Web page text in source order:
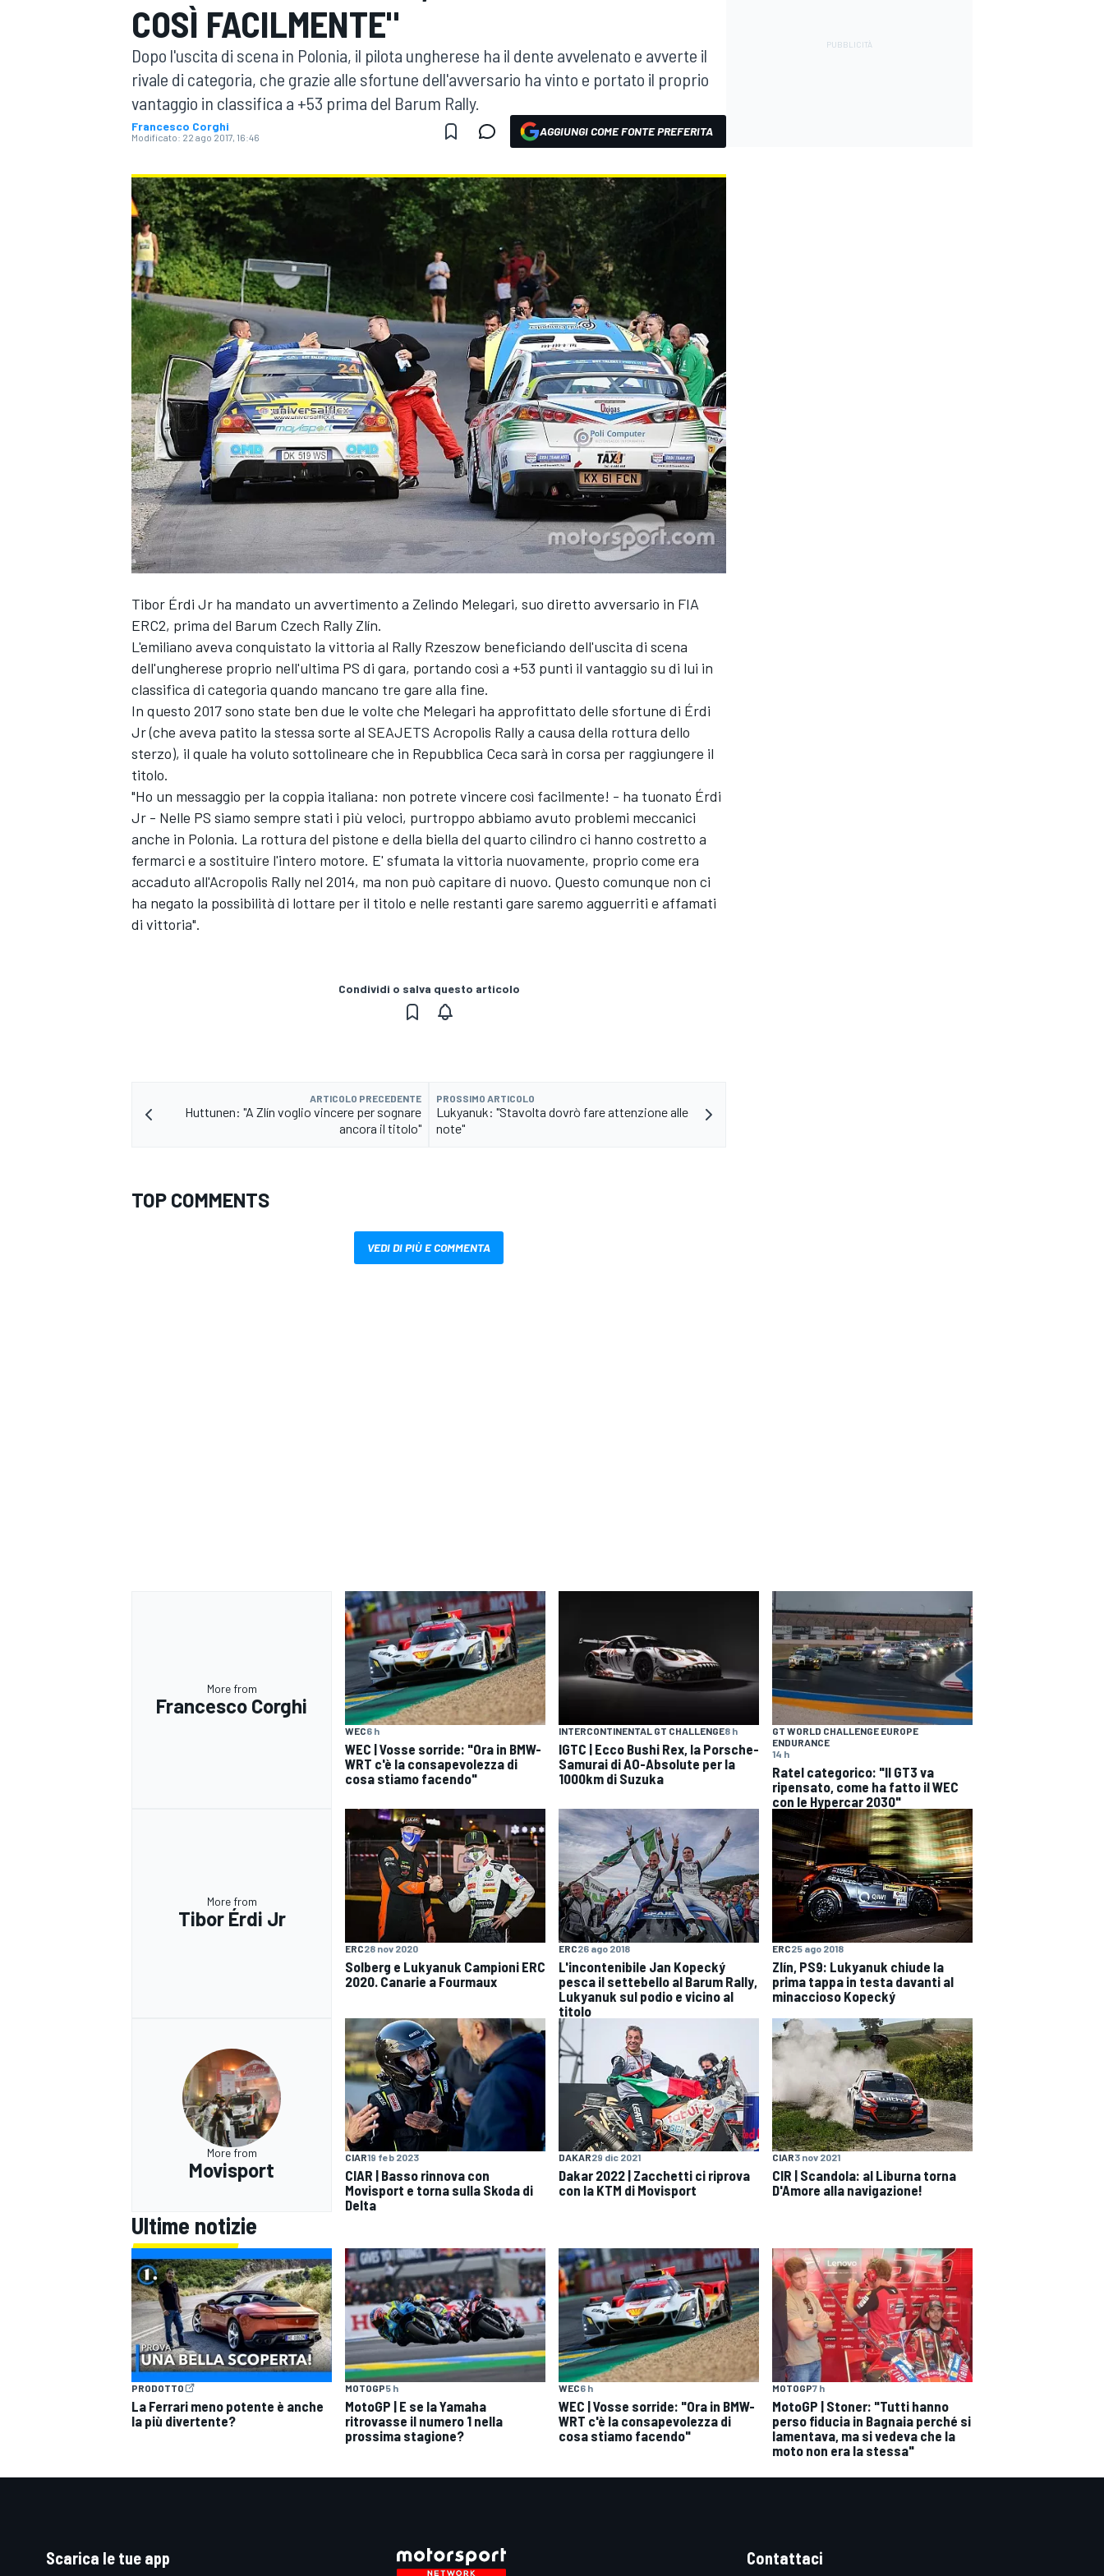
MOTOGP WEC
WRC
MONOPOSTO
COSÌ FACILMENTE"
Dopo l'uscita di scena in Polonia, il pilota ungherese ha il dente avvelenato e avverte il
rivale di categoria, che grazie alle sfortune dell'avversario ha vinto e portato il proprio
vantaggio in classifica a +53 prima del Barum Rally.
Francesco Corghi
Modificato: 22 ago 2017, 16:46 AGGIUNGI COME FONTE PREFERITA
Tibor Érdi Jr ha mandato un avvertimento a Zelindo Melegari, suo diretto avversario in FIA
ERC2, prima del Barum Czech Rally Zlín.
L'emiliano aveva conquistato la vittoria al Rally Rzeszow beneficiando dell'uscita di scena
dell'ungherese proprio nell'ultima PS di gara, portando così a +53 punti il vantaggio su di lui in
classifica di categoria quando mancano tre gare alla fine.
In questo 2017 sono state ben due le volte che Melegari ha approfittato delle sfortune di Érdi
Jr (che aveva patito la stessa sorte al SEAJETS Acropolis Rally a causa della rottura dello
sterzo), il quale ha voluto sottolineare che in Repubblica Ceca sarà in corsa per raggiungere il
titolo.
"Ho un messaggio per la coppia italiana: non potrete vincere così facilmente! - ha tuonato Érdi
Jr - Nelle PS siamo sempre stati i più veloci, purtroppo abbiamo avuto problemi meccanici
anche in Polonia. La rottura del pistone e della biella del quarto cilindro ci hanno costretto a
fermarci e a sostituire l'intero motore. E' sfumata la vittoria nuovamente, proprio come era
accaduto all'Acropolis Rally nel 2014, ma non può capitare di nuovo. Questo comunque non ci
ha negato la possibilità di lottare per il titolo e nelle restanti gare saremo agguerriti e affamati
di vittoria".
Condividi o salva questo articolo
ARTICOLO PRECEDENTE
Huttunen: "A Zlín voglio vincere per sognare
ancora il titolo"
PROSSIMO ARTICOLO
Lukyanuk: "Stavolta dovrò fare attenzione alle
note"
TOP COMMENTS
VEDI DI PIÙ E COMMENTA
More from
Francesco Corghi
WEC6 h
WEC | Vosse sorride: "Ora in BMW-
WRT c'è la consapevolezza di
cosa stiamo facendo"
INTERCONTINENTAL GT CHALLENGE8 h
IGTC | Ecco Bushi Rex, la Porsche-
Samurai di AO-Absolute per la
1000km di Suzuka
GT WORLD CHALLENGE EUROPE
ENDURANCE
14 h
Ratel categorico: "Il GT3 va
ripensato, come ha fatto il WEC
con le Hypercar 2030"
More from
Tibor Érdi Jr
ERC28 nov 2020
Solberg e Lukyanuk Campioni ERC
2020. Canarie a Fourmaux
ERC26 ago 2018
L'incontenibile Jan Kopecký
pesca il settebello al Barum Rally,
Lukyanuk sul podio e vicino al
titolo
ERC25 ago 2018
Zlín, PS9: Lukyanuk chiude la
prima tappa in testa davanti al
minaccioso Kopecký
More from
Movisport
CIAR19 feb 2023
CIAR | Basso rinnova con
Movisport e torna sulla Skoda di
Delta
DAKAR29 dic 2021
Dakar 2022 | Zacchetti ci riprova
con la KTM di Movisport
CIAR3 nov 2021
CIR | Scandola: al Liburna torna
D'Amore alla navigazione!
Ultime notizie
PRODOTTO
La Ferrari meno potente è anche
la più divertente?
MOTOGP5 h
MotoGP | E se la Yamaha
ritrovasse il numero 1 nella
prossima stagione?
WEC6 h
WEC | Vosse sorride: "Ora in BMW-
WRT c'è la consapevolezza di
cosa stiamo facendo"
MOTOGP7 h
MotoGP | Stoner: "Tutti hanno
perso fiducia in Bagnaia perché si
lamentava, ma si vedeva che la
moto non era la stessa"
Scarica le tue app Contattaci